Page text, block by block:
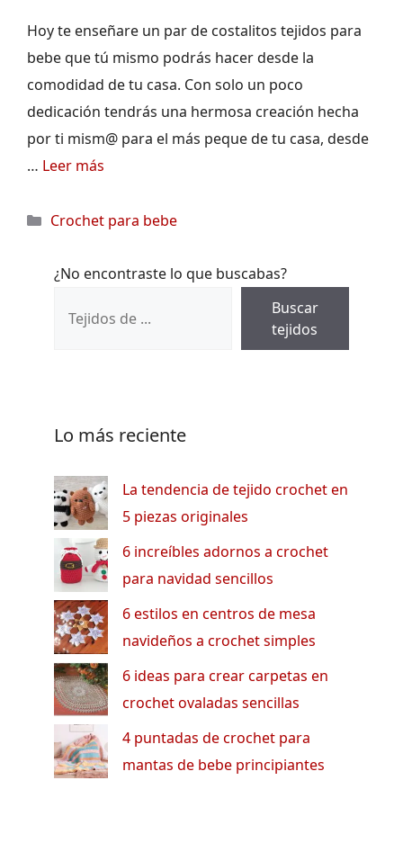
Hoy te enseñare un par de costalitos tejidos para
bebe que tú mismo podrás hacer desde la
comodidad de tu casa. Con solo un poco
dedicación tendrás una hermosa creación hecha
por ti mism@ para el más peque de tu casa, desde
… Leer más
Categorías
Crochet para bebe
¿No encontraste lo que buscabas?
Buscar
tejidos
Lo más reciente
La tendencia de tejido crochet en
5 piezas originales
6 increíbles adornos a crochet
para navidad sencillos
6 estilos en centros de mesa
navideños a crochet simples
6 ideas para crear carpetas en
crochet ovaladas sencillas
4 puntadas de crochet para
mantas de bebe principiantes